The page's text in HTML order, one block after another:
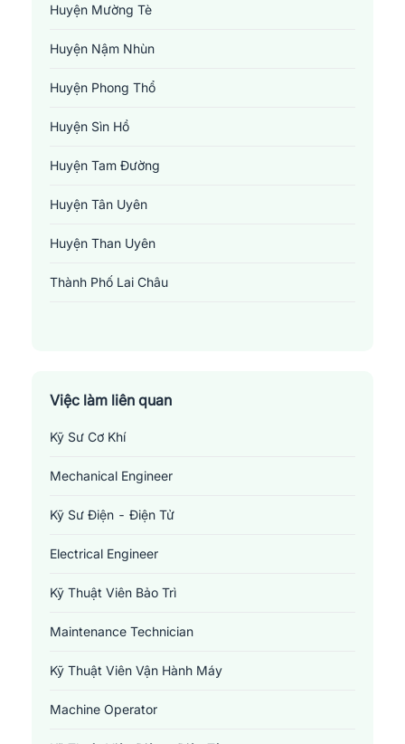
Huyện Mường Tè
Huyện Nậm Nhùn
Huyện Phong Thổ
Huyện Sìn Hồ
Huyện Tam Đường
Huyện Tân Uyên
Huyện Than Uyên
Thành Phố Lai Châu
Việc làm liên quan
Kỹ Sư Cơ Khí
Mechanical Engineer
Kỹ Sư Điện - Điện Tử
Electrical Engineer
Kỹ Thuật Viên Bảo Trì
Maintenance Technician
Kỹ Thuật Viên Vận Hành Máy
Machine Operator